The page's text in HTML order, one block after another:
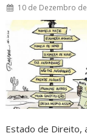
10 de Dezembro
Estado de Direito,